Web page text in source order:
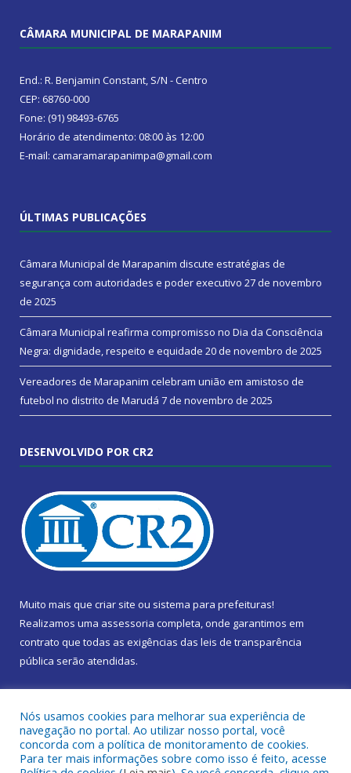
CÂMARA MUNICIPAL DE MARAPANIM
End.: R. Benjamin Constant, S/N - Centro
CEP: 68760-000
Fone: (91) 98493-6765
Horário de atendimento: 08:00 às 12:00
E-mail: camaramarapanimpa@gmail.com
ÚLTIMAS PUBLICAÇÕES
Câmara Municipal de Marapanim discute estratégias de
segurança com autoridades e poder executivo 27 de novembro
de 2025
Câmara Municipal reafirma compromisso no Dia da Consciência
Negra: dignidade, respeito e equidade 20 de novembro de 2025
Vereadores de Marapanim celebram união em amistoso de
futebol no distrito de Marudá 7 de novembro de 2025
DESENVOLVIDO POR CR2
Muito mais que criar site ou sistema para prefeituras!
Realizamos uma assessoria completa, onde garantimos em
contrato que todas as exigências das leis de transparência
pública serão atendidas.
Nós usamos cookies para melhorar sua experiência de
navegação no portal. Ao utilizar nosso portal, você
concorda com a política de monitoramento de cookies.
Para ter mais informações sobre como isso é feito, acesse